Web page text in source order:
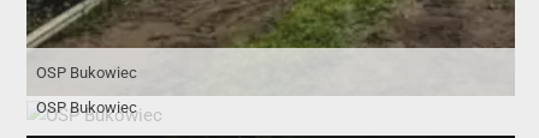
OSP Bukowiec
OSP Bukowiec